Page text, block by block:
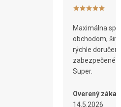
Maximálna
obchodom,
rýchle
zabezpečené
Super.
Overený
14.5.2026